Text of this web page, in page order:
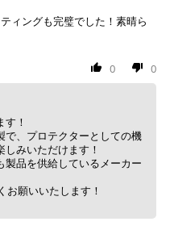
はご注文をキャンセルさ
。
ィングも完璧でした！素晴ら
0 0
！
で、プロテクターとしての機
みいただけます！
製品を供給しているメーカー
願いいたします！